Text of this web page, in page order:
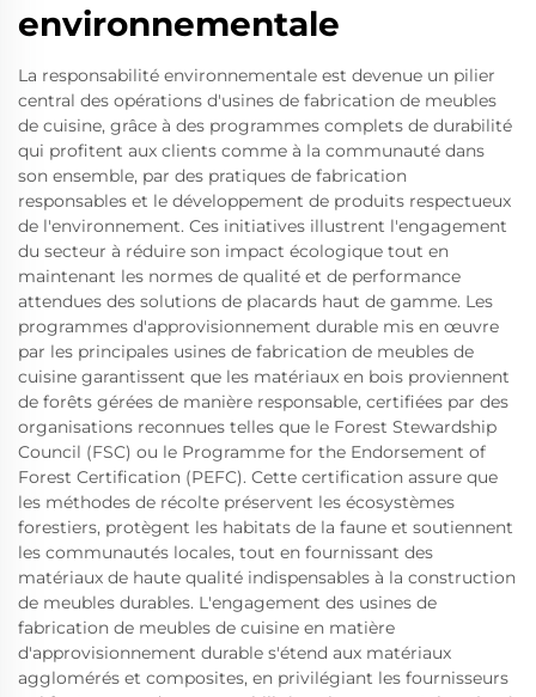
environnementale
La responsabilité environnementale est devenue un pilier
central des opérations d'usines de fabrication de meubles
de cuisine, grâce à des programmes complets de durabilité
qui profitent aux clients comme à la communauté dans
son ensemble, par des pratiques de fabrication
responsables et le développement de produits respectueux
de l'environnement. Ces initiatives illustrent l'engagement
du secteur à réduire son impact écologique tout en
maintenant les normes de qualité et de performance
attendues des solutions de placards haut de gamme. Les
programmes d'approvisionnement durable mis en œuvre
par les principales usines de fabrication de meubles de
cuisine garantissent que les matériaux en bois proviennent
de forêts gérées de manière responsable, certifiées par des
organisations reconnues telles que le Forest Stewardship
Council (FSC) ou le Programme for the Endorsement of
Forest Certification (PEFC). Cette certification assure que
les méthodes de récolte préservent les écosystèmes
forestiers, protègent les habitats de la faune et soutiennent
les communautés locales, tout en fournissant des
matériaux de haute qualité indispensables à la construction
de meubles durables. L'engagement des usines de
fabrication de meubles de cuisine en matière
d'approvisionnement durable s'étend aux matériaux
agglomérés et composites, en privilégiant les fournisseurs